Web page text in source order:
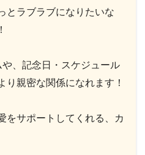
とラブラブになりたいな
、記念日・スケジュール
り親密な関係になれます！
をサポートしてくれる、カ